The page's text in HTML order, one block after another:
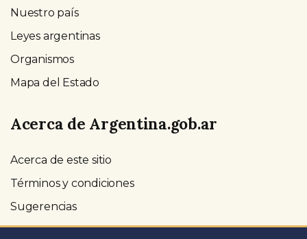
Nuestro país
Leyes argentinas
Organismos
Mapa del Estado
Acerca de Argentina.gob.ar
Acerca de este sitio
Términos y condiciones
Sugerencias